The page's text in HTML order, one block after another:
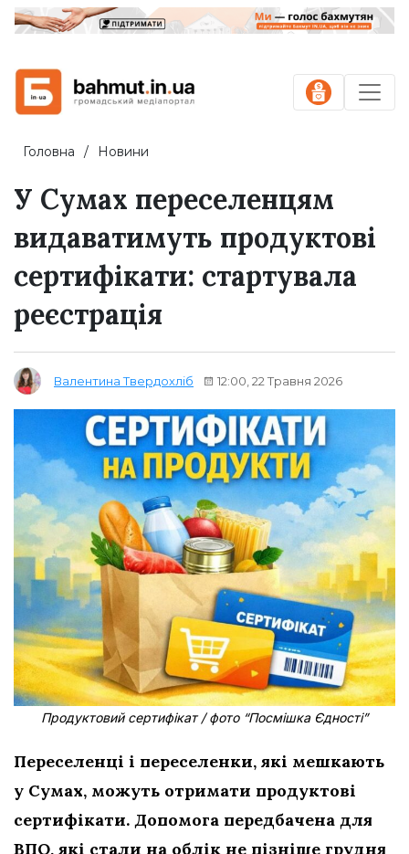
Головна Новини
У Сумах переселенцям
видаватимуть продуктові
сертифікати: стартувала
реєстрація
Валентина Твердохліб 12:00, 22 Травня 2026
Продуктовий сертифікат / фото “Посмішка Єдності”
Переселенці і переселенки, які мешкають
у Сумах, можуть отримати продуктові
сертифікати. Допомога передбачена для
ВПО, які стали на облік не пізніше грудня